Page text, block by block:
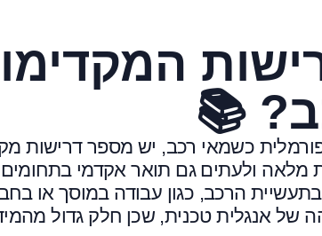
📚
כשמאי רכב, יש מספר דרישות
מלאה ולעתים גם תואר אקדמי בתחומים
בתעשיית הרכב, כגון עבודה במוסך או
של אנגלית טכנית, שכן חלק גדול